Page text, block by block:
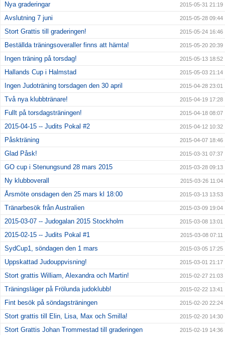
Nya graderingar 2015-05-31 21:19
Avslutning 7 juni 2015-05-28 09:44
Stort Grattis till graderingen! 2015-05-24 16:46
Beställda träningsoveraller finns att hämta! 2015-05-20 20:39
Ingen träning på torsdag! 2015-05-13 18:52
Hallands Cup i Halmstad 2015-05-03 21:14
Ingen Judoträning torsdagen den 30 april 2015-04-28 23:01
Två nya klubbtränare! 2015-04-19 17:28
Fullt på torsdagsträningen! 2015-04-18 08:07
2015-04-15 -- Judits Pokal #2 2015-04-12 10:32
Påskträning 2015-04-07 18:46
Glad Påsk! 2015-03-31 07:37
GO cup i Stenungsund 28 mars 2015 2015-03-28 09:13
Ny klubboverall 2015-03-26 11:04
Årsmöte onsdagen den 25 mars kl 18:00 2015-03-13 13:53
Tränarbesök från Australien 2015-03-09 19:04
2015-03-07 -- Judogalan 2015 Stockholm 2015-03-08 13:01
2015-02-15 -- Judits Pokal #1 2015-03-08 07:11
SydCup1, söndagen den 1 mars 2015-03-05 17:25
Uppskattad Judouppvisning! 2015-03-01 21:17
Stort grattis William, Alexandra och Martin! 2015-02-27 21:03
Träningsläger på Frölunda judoklubb! 2015-02-22 13:41
Fint besök på söndagsträningen 2015-02-20 22:24
Stort grattis till Elin, Lisa, Max och Smilla! 2015-02-20 14:30
Stort Grattis Johan Trommestad till graderingen 2015-02-19 14:36